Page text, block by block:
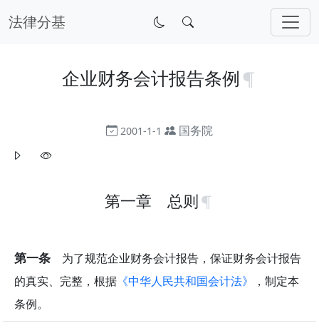
法律分基
企业财务会计报告条例
2001-1-1 国务院
第一章 总则
第一条 为了规范企业财务会计报告，保证财务会计报告
的真实、完整，根据 《中华人民共和国会计法》
，制定本
条例。